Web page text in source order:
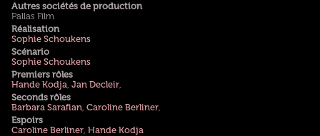
Autres sociétés de production
Pallas Film
Réalisation
Sophie Schoukens
Scénario
Sophie Schoukens
Premiers rôles
Hande Kodja, Jan Decleir,
Seconds rôles
Barbara Sarafian, Caroline Berliner,
Espoirs
Caroline Berliner, Hande Kodja